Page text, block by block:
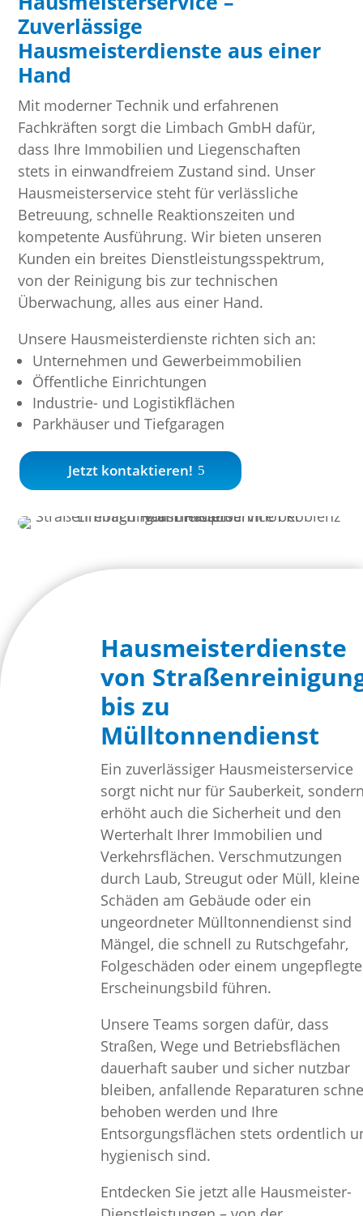
Zuverlässige
Hausmeisterdienste aus einer
Hand
Mit moderner Technik und erfahrenen
Fachkräften sorgt die Limbach GmbH dafür,
dass Ihre Immobilien und Liegenschaften
stets in einwandfreiem Zustand sind. Unser
Hausmeisterservice steht für verlässliche
Betreuung, schnelle Reaktionszeiten und
kompetente Ausführung. Wir bieten unseren
Kunden ein breites Dienstleistungsspektrum,
von der Reinigung bis zur technischen
Überwachung, alles aus einer Hand.
Unsere Hausmeisterdienste richten sich an:
Unternehmen und Gewerbeimmobilien
Öffentliche Einrichtungen
Industrie- und Logistikflächen
Parkhäuser und Tiefgaragen
Jetzt kontaktieren!
Hausmeisterdienste
von
bis zu
Mülltonnendienst
Ein zuverlässiger Hausmeisterservice
sorgt nicht nur für Sauberkeit,
erhöht auch die Sicherheit und den
Werterhalt Ihrer Immobilien und
Verkehrsflächen. Verschmutzungen
durch Laub, Streugut oder Müll, kleine
Schäden am Gebäude oder ein
ungeordneter Mülltonnendienst sind
Mängel, die schnell zu Rutschgefahr,
Folgeschäden oder einem
Erscheinungsbild führen.
Unsere Teams sorgen dafür, dass
Straßen, Wege und Betriebsflächen
dauerhaft sauber und sicher nutzbar
bleiben, anfallende Reparaturen
behoben werden und Ihre
Entsorgungsflächen stets ordentlich
hygienisch sind.
Entdecken Sie jetzt alle Hausmeister-